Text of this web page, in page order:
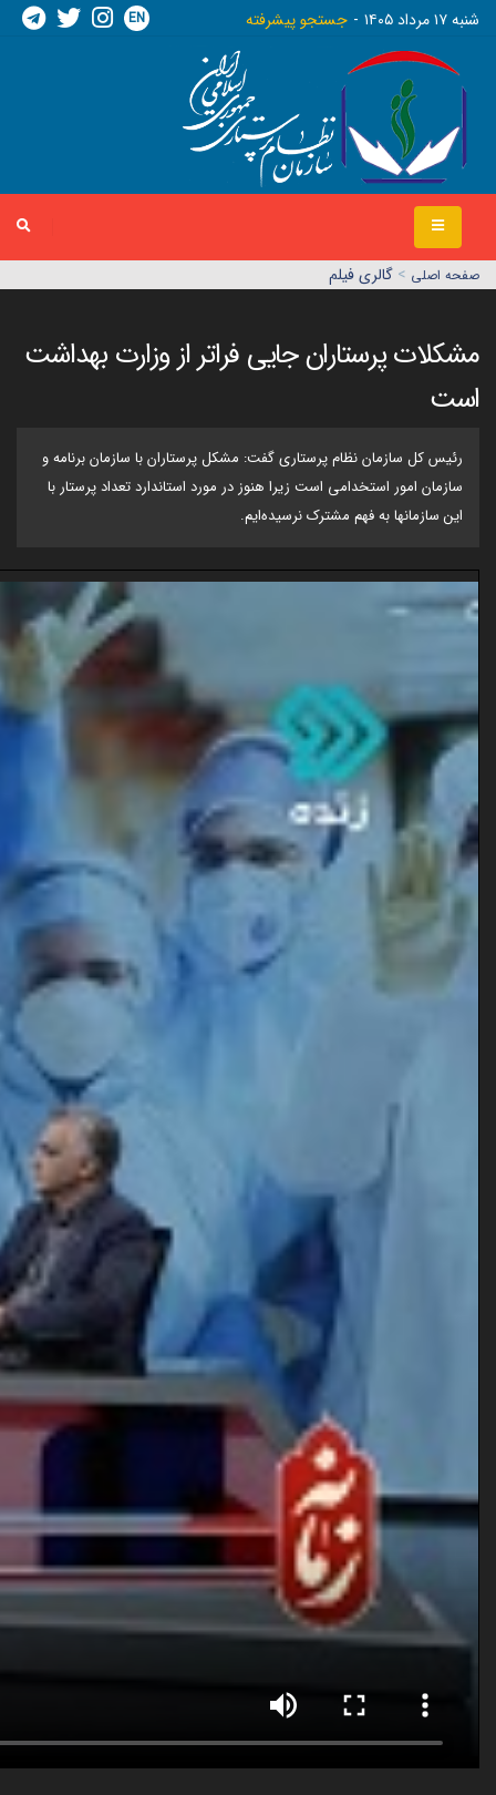
شنبه ١٧ مرداد ١٤٠٥ جستجو پیشرفته EN
صفحه اصلي > گالری فیلم
مشکلات پرستاران جایی فراتر از وزارت بهداشت
است
رئیس کل سازمان نظام پرستاری گفت: مشکل پرستاران با سازمان برنامه و
سازمان امور استخدامی است زیرا هنوز در مورد استاندارد تعداد پرستار با
این سازمانها به فهم مشترک نرسیده‌ایم.